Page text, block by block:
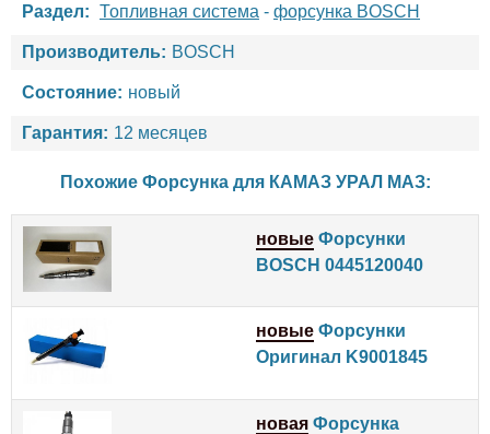
Раздел: Топливная система - форсунка BOSCH
Производитель: BOSCH
Состояние: новый
Гарантия: 12 месяцев
Похожие Форсунка для КАМАЗ УРАЛ МАЗ:
новые Форсунки
BOSCH 0445120040
новые Форсунки
Оригинал K9001845
новая Форсунка